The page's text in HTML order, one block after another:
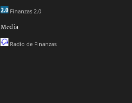
Finanzas 2.0
Media
Radio de Finanzas